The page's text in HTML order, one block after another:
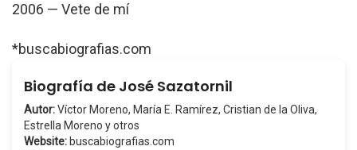
2006 — Vete de mí
*buscabiografias.com
Biografía de José Sazatornil
Autor:Víctor Moreno, María E. Ramírez, Cristian de la Oliva,
Estrella Moreno y otros
Website: buscabiografias.com